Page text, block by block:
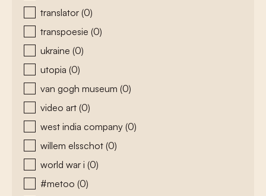
translator (0)
transpoesie (0)
ukraine (0)
utopia (0)
van gogh museum (0)
video art (0)
west india company (0)
willem elsschot (0)
world war i (0)
#metoo (0)